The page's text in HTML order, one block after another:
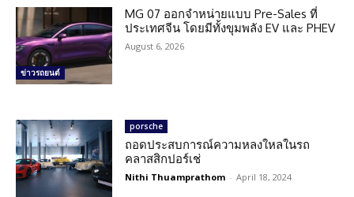
ข่าวรถยนต์
MG 07 ออกจำหน่ายแบบ Pre-Sales ที่
ประเทศจีน โดยมีทั้งขุมพลัง EV และ PHEV
August 6, 2026
porsche
ถอดประสบการณ์ความหลงใหลในรถ
คลาสสิกปอร์เช่
Nithi Thuamprathom - April 18, 2024